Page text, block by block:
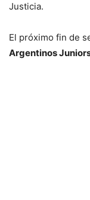
Justicia.
El próximo fin de
Argentinos